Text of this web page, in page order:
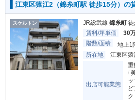
江東区猿江2（錦糸町駅 徒歩15分）の
スケルトン JR総武線 錦糸町
賃料/坪単価
30
階数/面積
地上1
所在地
江東区猿
出店可能業態
重
ど
ク